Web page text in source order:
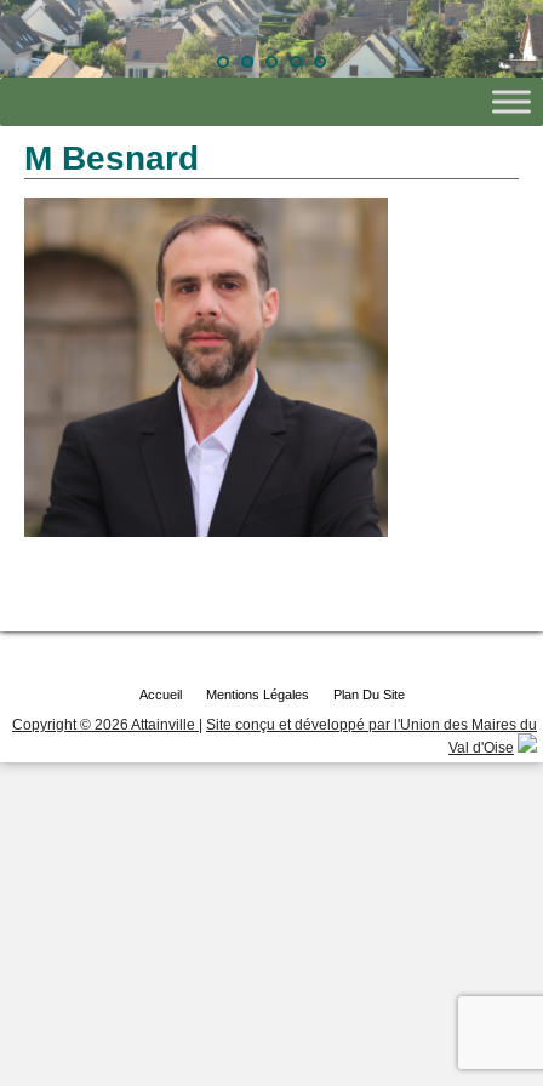
M Besnard
Accueil Mentions Légales Plan Du Site
Copyright © 2026 Attainville | Site conçu et développé par l'Union des Maires du
Val d'Oise